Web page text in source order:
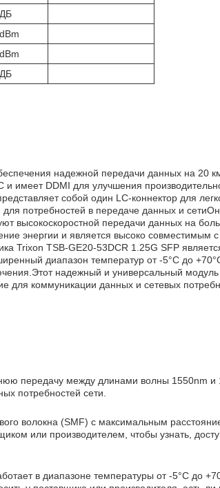
ДБ
dBm
dBm
ДБ
надежной передачи данных на 20
имеет DDMI для улучшения
собой один LC-коннектор для
потребностей в передаче данных и
высокоскоростной передачи данных на
энергии и является высоко совместимым
Trixon TSB-GE20-53DCR 1.25G SFP
диапазон температур от -5°C до
надежный и универсальный модуль
для коммуникации данных и сетевых
передачу между длинами волны 1550nm
потребностей сети.
волокна (SMF) с максимальным
или производителем, чтобы узнать,
в диапазоне температуры от -5°C до